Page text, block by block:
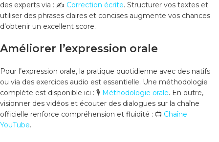
des experts via : ✍️ Correction écrite. Structurer vos textes et
utiliser des phrases claires et concises augmente vos chances
d’obtenir un excellent score.
Améliorer l’expression orale
Pour l’expression orale, la pratique quotidienne avec des natifs
ou via des exercices audio est essentielle. Une méthodologie
complète est disponible ici : 🎙️ Méthodologie orale. En outre,
visionner des vidéos et écouter des dialogues sur la chaîne
officielle renforce compréhension et fluidité : 📺 Chaîne
YouTube.